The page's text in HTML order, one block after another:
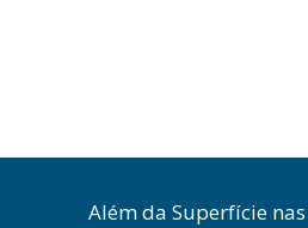
Além da Superfície nas